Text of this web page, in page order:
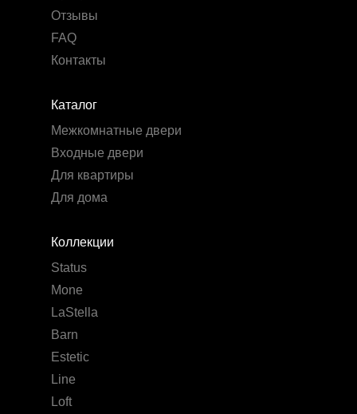
Коллекции
Status
Mone
LaStella
Barn
Estetic
Line
Loft
Каталог
Межкомнатные двери
Входные двери
Для квартиры
Для дома
Отзывы
FAQ
Контакты